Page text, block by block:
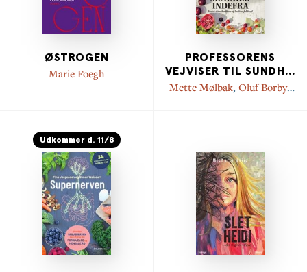
ØSTROGEN
Marie Foegh
PROFESSORENS
VEJVISER TIL SUNDH ...
Mette Mølbak, Oluf Borbye
Udkommer d. 11/8